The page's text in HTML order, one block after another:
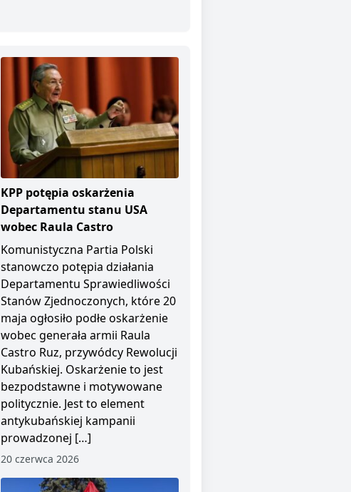
KPP potępia oskarżenia
Departamentu stanu USA
wobec Raula Castro
Komunistyczna Partia Polski
stanowczo potępia działania
Departamentu Sprawiedliwości
Stanów Zjednoczonych, które 20
maja ogłosiło podłe oskarżenie
wobec generała armii Raula
Castro Ruz, przywódcy Rewolucji
Kubańskiej. Oskarżenie to jest
bezpodstawne i motywowane
politycznie. Jest to element
antykubańskiej kampanii
prowadzonej […]
20 czerwca 2026